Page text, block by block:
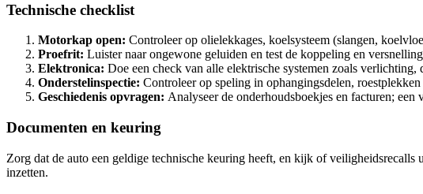
Technische checklist
Motorkap open: Controleer op olielekkages, koelsysteem (slangen,
Proefrit: Luister naar ongewone geluiden en test de koppeling en
Elektronica: Doe een check van alle elektrische systemen zoals verlichting,
Onderstelinspectie: Controleer op speling in ophangingsdelen, roestplekken
Geschiedenis opvragen: Analyseer de onderhoudsboekjes en facturen;
Documenten en keuring
Zorg dat de auto een geldige technische keuring heeft, en kijk of
inzetten.